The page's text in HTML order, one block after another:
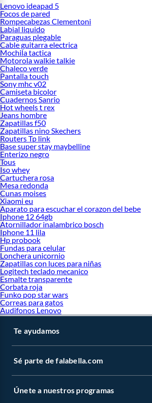
Lenovo ideapad 5
Focos de pared
Rompecabezas Clementoni
Labial liquido
Paraguas plegable
Cable guitarra electrica
Mochila tactica
Motorola walkie talkie
Chaleco verde
Pantalla touch
Sony mhc v02
Camiseta bicolor
Cuadernos Sanrio
Hot wheels t rex
Jeans hombre
Zapatillas f50
Zapatillas nino Skechers
Routers Tp link
Base super stay maybelline
Enterizo negro
Tous
Iso whey
Cartuchera rosa
Mesa redonda
Cunas moises
Xiaomi eu
Aparato para escuchar el corazon del bebe
Iphone 12 64gb
Atornillador inalambrico bosch
Iphone 11 lila
Hp probook
Fundas para celular
Lonchera unicornio
Zapatillas con luces para niñas
Logitech teclado mecanico
Esmalte transparente
Corbata roja
Funko pop star wars
Correas para gatos
Audifonos Lenovo
Te ayudamos
Sé parte de falabella.com
Únete a nuestros programas